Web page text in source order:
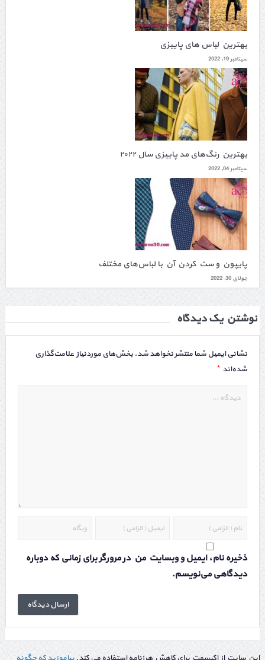
بهترین لباس های پاییزی
سپتامبر 19, 2022
بهترین رنگ‌های مد پاییزی سال ۲۰۲۲
سپتامبر 04, 2022
پایپون و ست کردن آن با لباس‌های مختلف
جولای 30, 2022
نوشتن یک دیدگاه
نشانی ایمیل شما منتشر نخواهد شد. بخش‌های موردنیاز علامت‌گذاری
شده‌اند *
ذخیره نام، ایمیل و وبسایت من در مرورگر برای زمانی که دوباره
دیدگاهی می‌نویسم.